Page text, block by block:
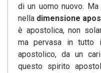
di un uomo nuovo.
nella dimensione
è apostolica, non
ma pervasa in tutto
apostolico, da un
questo spirito